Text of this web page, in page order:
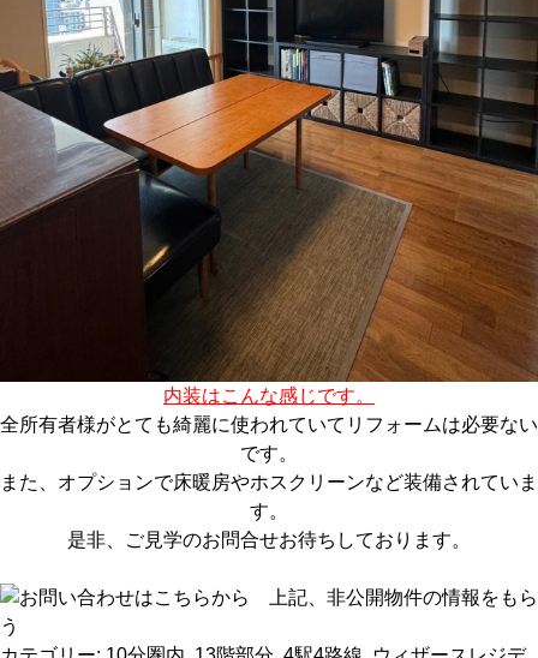
内装はこんな感じです。
全所有者様がとても綺麗に使われていてリフォームは必要ない
です。
また、オプションで床暖房やホスクリーンなど装備されていま
す。
是非、ご見学のお問合せお待ちしております。